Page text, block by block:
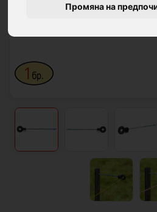
Промяна на